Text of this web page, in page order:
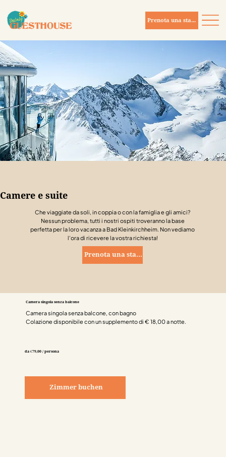
Prenota una stanza
Camere e suite
Che viaggiate da soli, in coppia o con la famiglia e gli amici?
Nessun problema, tutti i nostri ospiti troveranno la base
perfetta per la loro vacanza a Bad Kleinkirchheim. Non vediamo
l'ora di ricevere la vostra richiesta!
Prenota una stanza
Camera singola senza balcone
Camera singola senza balcone, con bagno
Colazione disponibile con un supplemento di € 18,00 a notte.
da €79,00 / persona
Zimmer buchen